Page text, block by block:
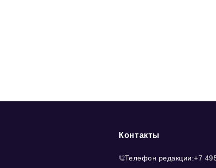
Контакты
Телефон редакции:+7